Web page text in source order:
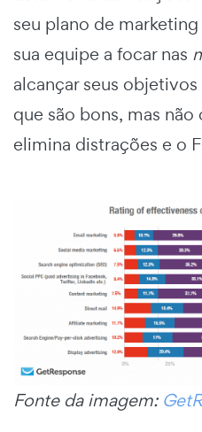
seu plano de
sua equipe a focar nas
alcançar seus
que são bons, mas não
elimina distrações e o
Fonte da imagem: